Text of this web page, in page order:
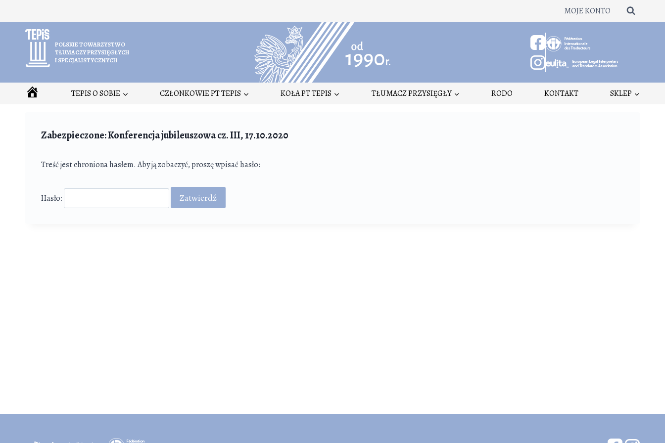
MOJE KONTO
POLSKIE TOWARZYSTWO
TŁUMACZY PRZYSIĘGŁYCH
I SPECJALISTYCZNYCH
TEPIS O SOBIE CZŁONKOWIE PT TEPIS KOŁA PT TEPIS TŁUMACZ PRZYSIĘGŁY RODO KONTAKT SKLEP
Zabezpieczone: Konferencja jubileuszowa cz. III, 17.10.2020
Treść jest chroniona hasłem. Aby ją zobaczyć, proszę wpisać hasło:
Hasło: